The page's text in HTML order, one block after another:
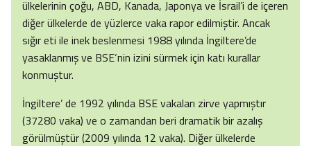
ülkelerinin çoğu, ABD, Kanada, Japonya ve İsrail’i de içeren
diğer ülkelerde de yüzlerce vaka rapor edilmiştir. Ancak
sığır eti ile inek beslenmesi 1988 yılında İngiltere’de
yasaklanmış ve BSE‘nin izini sürmek için katı kurallar
konmuştur.
İngiltere’ de 1992 yılında BSE vakaları zirve yapmıştır
(37280 vaka) ve o zamandan beri dramatik bir azalış
görülmüştür (2009 yılında 12 vaka). Diğer ülkelerde